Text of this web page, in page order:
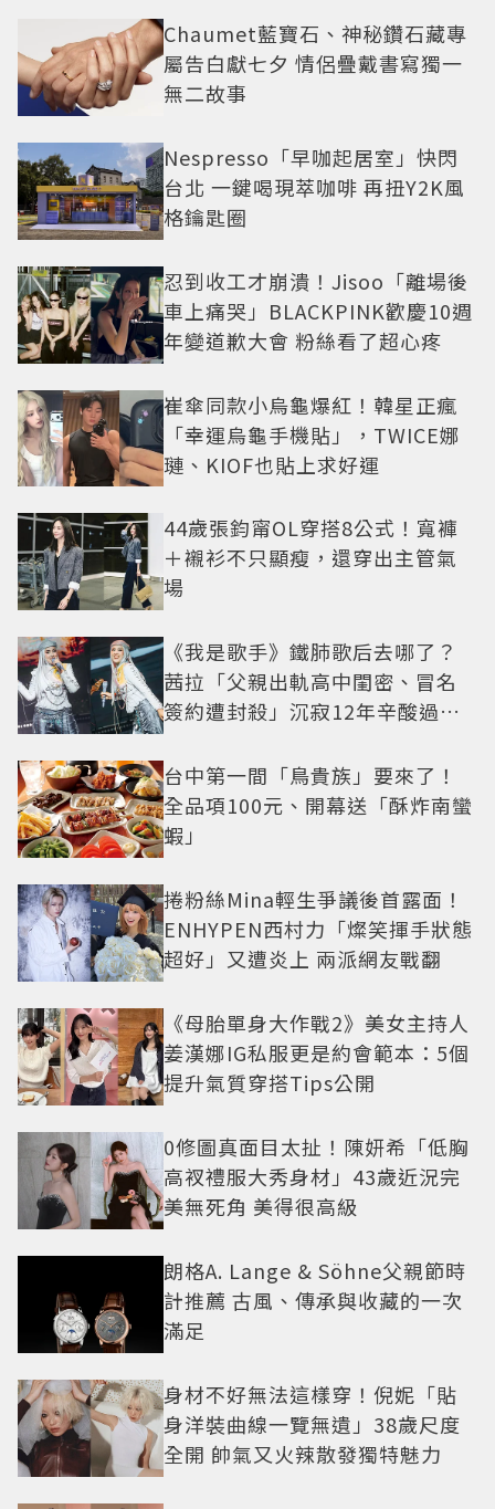
Chaumet藍寶石、神秘鑽石藏專
屬告白獻七夕 情侶疊戴書寫獨一
無二故事
Nespresso「早咖起居室」快閃
台北 一鍵喝現萃咖啡 再扭Y2K風
格鑰匙圈
忍到收工才崩潰！Jisoo「離場後
車上痛哭」BLACKPINK歡慶10週
年變道歉大會 粉絲看了超心疼
崔傘同款小烏龜爆紅！韓星正瘋
「幸運烏龜手機貼」，TWICE娜
璉、KIOF也貼上求好運
44歲張鈞甯OL穿搭8公式！寬褲
＋襯衫不只顯瘦，還穿出主管氣
場
《我是歌手》鐵肺歌后去哪了？
茜拉「父親出軌高中閨密、冒名
簽約遭封殺」沉寂12年辛酸過往
台中第一間「鳥貴族」要來了！
全品項100元、開幕送「酥炸南蠻
蝦」
捲粉絲Mina輕生爭議後首露面！
ENHYPEN西村力「燦笑揮手狀態
超好」又遭炎上 兩派網友戰翻
《母胎單身大作戰2》美女主持人
姜漢娜IG私服更是約會範本：5個
提升氣質穿搭Tips公開
0修圖真面目太扯！陳妍希「低胸
高衩禮服大秀身材」43歲近況完
美無死角 美得很高級
朗格A. Lange & Söhne父親節時
計推薦 古風、傳承與收藏的一次
滿足
身材不好無法這樣穿！倪妮「貼
身洋裝曲線一覽無遺」38歲尺度
全開 帥氣又火辣散發獨特魅力